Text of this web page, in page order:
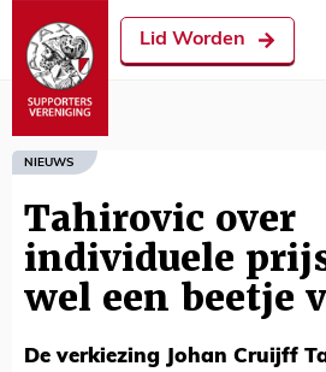
Lid Worden
NIEUWS
Tahirovic over
individuele
wel een beetje
De verkiezing Johan Cruijff